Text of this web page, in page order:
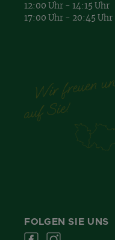
12:00 Uhr - 14:15 Uhr
17:00 Uhr - 20:45 Uhr
FOLGEN SIE UNS